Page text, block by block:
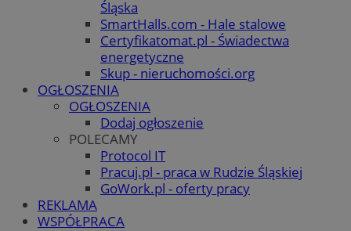
Śląska
SmartHalls.com - Hale stalowe
Certyfikatomat.pl - Świadectwa
energetyczne
Skup - nieruchomości.org
OGŁOSZENIA
OGŁOSZENIA
Dodaj ogłoszenie
POLECAMY
Protocol IT
Pracuj.pl - praca w Rudzie Śląskiej
GoWork.pl - oferty pracy
REKLAMA
WSPÓŁPRACA